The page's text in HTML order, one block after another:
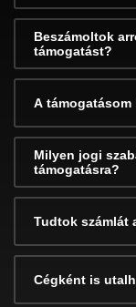
Beszámoltok
támogatást?
A támogatásom
Milyen jogi
támogatásra?
Tudtok számlát
Cégként is